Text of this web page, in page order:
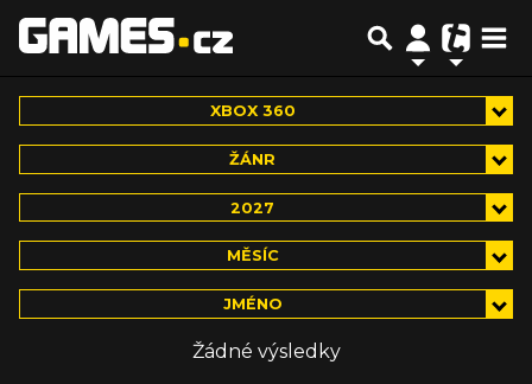
XBOX 360
ŽÁNR
2027
MĚSÍC
JMÉNO
Žádné výsledky